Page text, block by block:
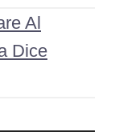
Al
Dice